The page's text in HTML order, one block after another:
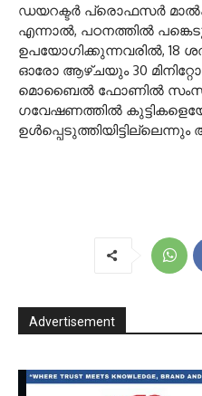
ഡയറക്ടര്‍ പ്രൊഫസര്‍
എന്നാല്‍, പഠനത്തില്‍
ഉപയോഗിക്കുന്നവരില്‍, 18
ഓരോ ആഴ്ചയും 30
മൊബൈല്‍ ഫോണില്‍
ഗവേഷണത്തില്‍
Advertisement